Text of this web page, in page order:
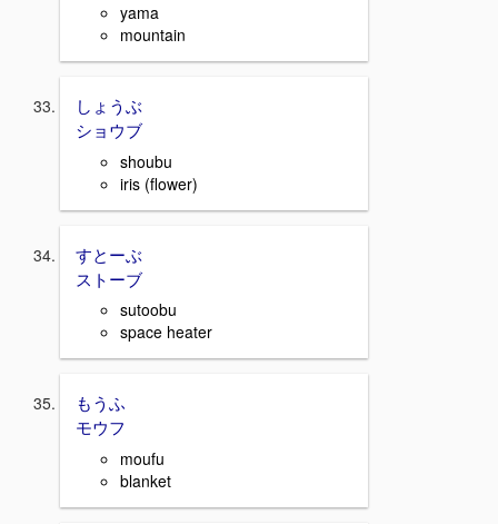
yama
mountain
しょうぶ
ショウブ
shoubu
iris (flower)
すとーぶ
ストーブ
sutoobu
space heater
もうふ
モウフ
moufu
blanket